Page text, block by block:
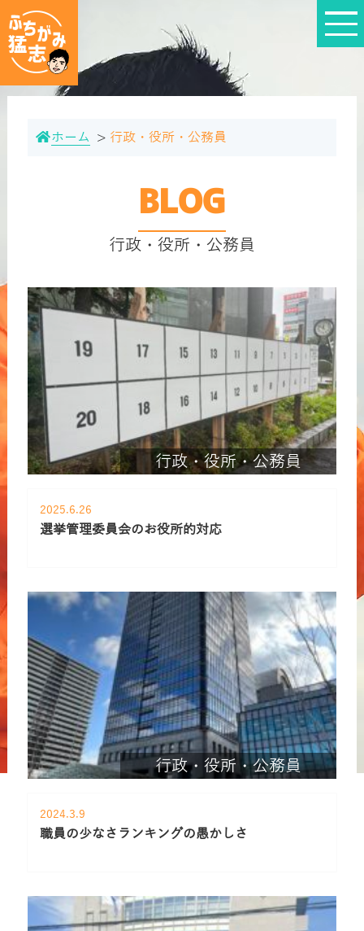
ホーム 行政・役所・公務員
BLOG
行政・役所・公務員
行政・役所・公務員
2025.6.26
選挙管理委員会のお役所的対応
行政・役所・公務員
2024.3.9
職員の少なさランキングの愚かしさ